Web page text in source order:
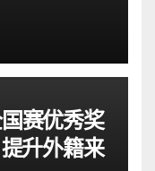
赛优秀奖
升外籍来